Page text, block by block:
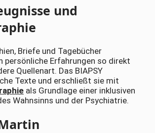
und
Briefe und Tagebücher
persönliche Erfahrungen so direkt
Quellenart. Das BIAPSY
Texte und erschließt sie mit
als Grundlage einer inklusiven
Wahnsinns und der Psychiatrie.